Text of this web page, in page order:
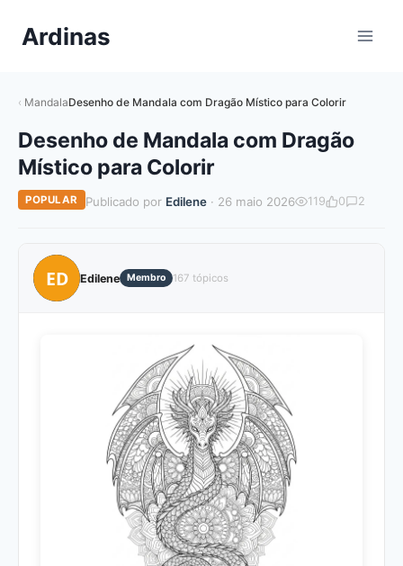
paraArdinas
MandalaDesenho de Mandala com Dragão Místico para Colorir
Desenho de Mandala com Dragão
Místico para Colorir
POPULAR Publicado por Edilene· 26 maio 2026 119 0 2
ED Edilene Membro 167 tópicos